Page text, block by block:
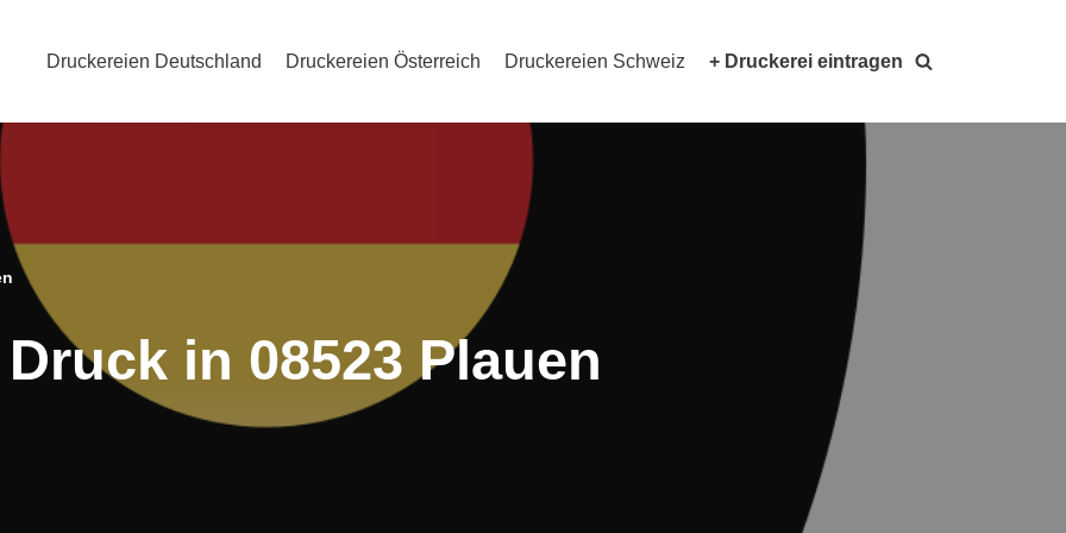
Druckereien Deutschland Druckereien Österreich Druckereien Schweiz + Druckerei eintragen
in 08523 Plauen